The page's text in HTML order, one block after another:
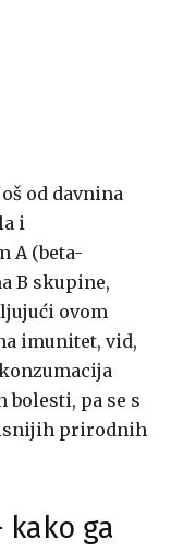
od davnina
i
A (beta-
B skupine,
ovom
imunitet, vid,
bolesti, pa se s
prirodnih
kako ga